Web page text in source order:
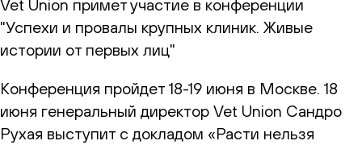
Vet Union примет участие в конференции
"Успехи и провалы крупных клиник. Живые
истории от первых лиц"
Конференция пройдет 18-19 июня в Москве. 18
июня генеральный директор Vet Union Сандро
Рухая выступит с докладом «Расти нельзя